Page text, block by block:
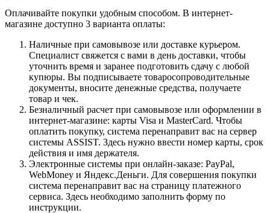
Оплачивайте покупки удобным способом. В интернет-
магазине доступно 3 варианта оплаты:
Наличные при самовывозе или доставке курьером.
Специалист свяжется с вами в день доставки, чтобы
уточнить время и заранее подготовить сдачу с любой
купюры. Вы подписываете товаросопроводительные
документы, вносите денежные средства, получаете
товар и чек.
Безналичный расчет при самовывозе или оформлении в
интернет-магазине: карты Visa и MasterCard. Чтобы
оплатить покупку, система перенаправит вас на сервер
системы ASSIST. Здесь нужно ввести номер карты, срок
действия и имя держателя.
Электронные системы при онлайн-заказе: PayPal,
WebMoney и Яндекс.Деньги. Для совершения покупки
система перенаправит вас на страницу платежного
сервиса. Здесь необходимо заполнить форму по
инструкции.